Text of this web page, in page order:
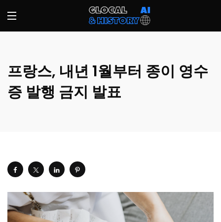
프랑스, 내년 1월부터 종이 영수
증 발행 금지 발표